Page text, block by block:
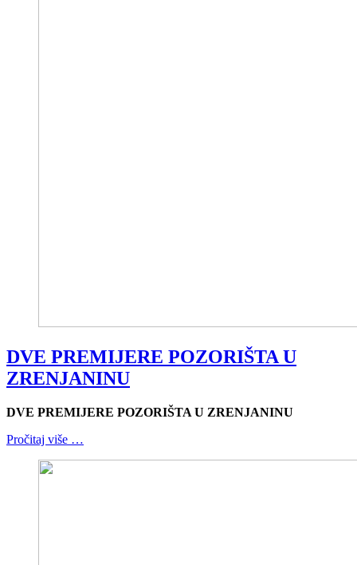
DVE PREMIJERE POZORIŠTA U
ZRENJANINU
DVE PREMIJERE POZORIŠTA U ZRENJANINU
Pročitaj više …